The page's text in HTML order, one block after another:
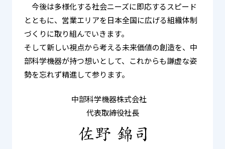
今後は多様化する社会ニーズに即応するスピード
とともに、営業エリアを日本全国に広げる組織体制
づくりに取り組んでいきます。
そして新しい視点から考える未来価値の創造を、中
部科学機器が持つ想いとして、これからも謙虚な姿
勢を忘れず精進して参ります。
中部科学機器株式会社
代表取締役社長